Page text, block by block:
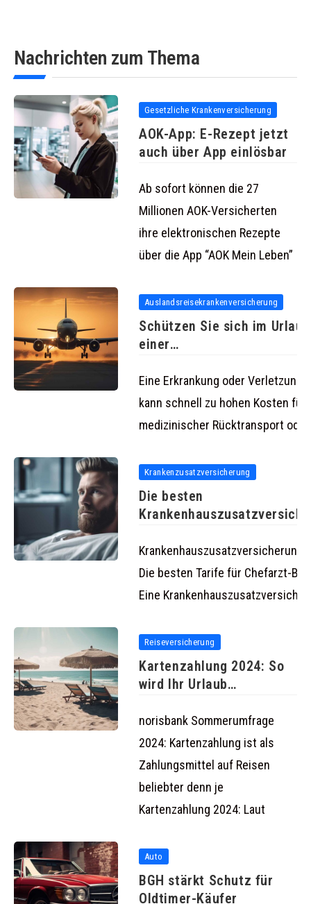
Nachrichten zum Thema
Gesetzliche Krankenversicherung
AOK-App: E-Rezept jetzt
auch über App einlösbar
Ab sofort können die 27
Millionen AOK-Versicherten
ihre elektronischen Rezepte
über die App “AOK Mein Leben”
Auslandsreisekrankenversicherung
Schützen Sie sich im
einer
Eine Erkrankung oder Verletzung
kann schnell zu hohen Kosten
medizinischer Rücktransport
Krankenzusatzversicherung
Die besten
Krankenhauszusatzversicherung
Die besten Tarife für Chefarzt-
Eine
Reiseversicherung
Kartenzahlung 2024: So
wird Ihr Urlaub
norisbank Sommerumfrage
2024: Kartenzahlung ist als
Zahlungsmittel auf Reisen
beliebter denn je
Kartenzahlung 2024: Laut
Auto
BGH stärkt Schutz für
Oldtimer-Käufer